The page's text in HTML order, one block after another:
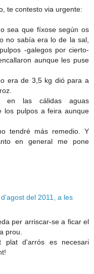
te contesto via urgente:
sea que fíxose según os
no sabía era lo de la sal,
-galegos por cierto-
aunque les puse
era de 3,5 kg dió para a
en las cálidas aguas
los pulpos a feira aunque
tendré más remedio. Y
en general me pone
del 2011, a les
per arriscar-se a ficar el
prou.
plat d'arrós es necesari